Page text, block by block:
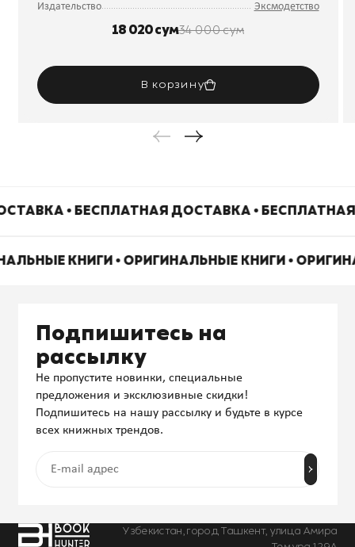
Издательство
Эксмодетство
18 020 сум34 000 сум
В корзину
• БЕСПЛАТНАЯ ДОСТАВКА •
КНИГИ • ОРИГИНАЛЬНЫЕ КНИГИ •
Узбекистан, город Ташкент, улица Амира
Подпишитесь на
рассылку
Не пропустите новинки, специальные
предложения и эксклюзивные скидки!
Подпишитесь на нашу рассылку и будьте в курсе
всех книжных трендов.